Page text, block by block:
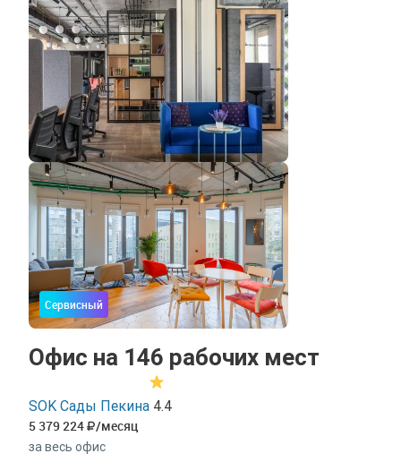
Сервисный
Офис на 146 рабочих мест
SOK Сады Пекина 4.4
5 379 224 /месяц
за весь офис